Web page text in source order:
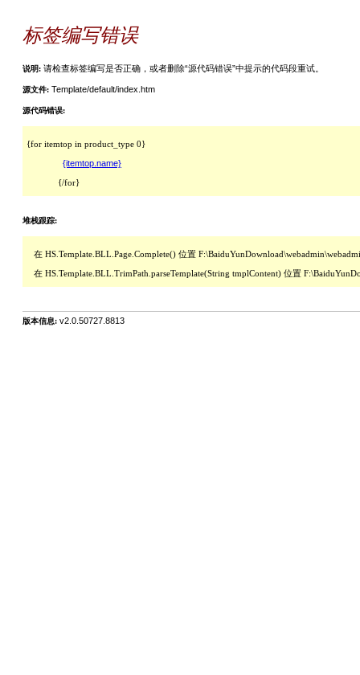
标签编写错误
说明: 请检查标签编写是否正确，或者删除“源代码错误”中提示的代码段重试。
源文件: Template/default/index.htm
源代码错误:
{for itemtop in product_type 0}
{itemtop.name}
             {/for}
堆栈跟踪:
在 HS.Template.BLL.Page.Complete() 位置
在 HS.Template.BLL.TrimPath.parseTemplate(String tmplContent) 位置
版本信息: v2.0.50727.8813